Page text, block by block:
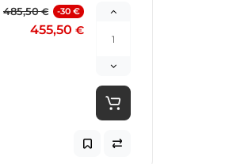
485,50€ -30 €
455,50 €